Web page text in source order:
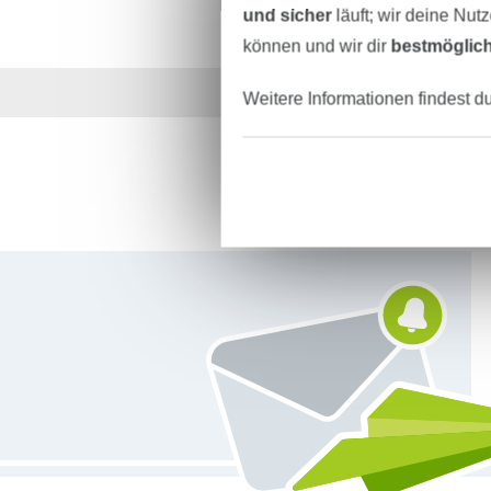
Über 1.8 Millionen
und sicherläuft; wir deine
können und wir dir
Weitere Informationen findest